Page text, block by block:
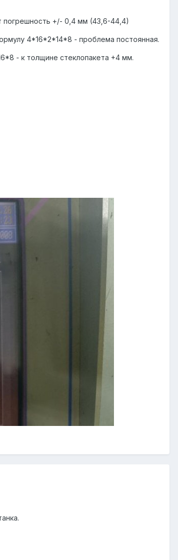
погрешность +/- 0,4 мм (43,6-44,4)
4*16*2*14*8 - проблема постоянная.
- к толщине стеклопакета +4 мм.